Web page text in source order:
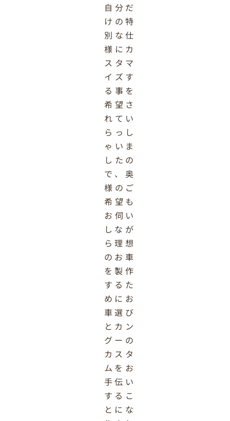
自分だ
けの特
別な仕
様にカ
スタマ
イズす
る事を
希望さ
れてい
らっし
ゃいま
したの
で、奥
様のご
希望も
お伺い
しなが
ら理想
のお車
を製作
するた
めにお
車選び
とカン
グーの
カスタ
ムをお
手伝い
するこ
とにな